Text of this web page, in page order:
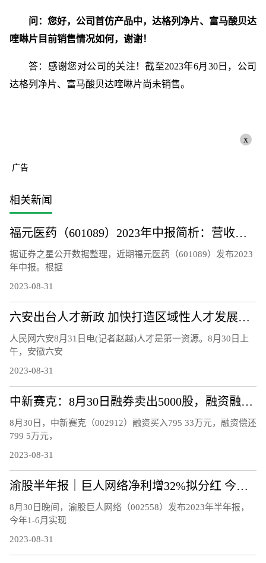
问：您好，公司首仿产品中，达格列净片、富马酸贝达
喹啉片目前销售情况如何，谢谢！
答：感谢您对公司的关注！截至2023年6月30日，公司
达格列净片、富马酸贝达喹啉片尚未销售。
x
广告
相关新闻
福元医药（601089）2023年中报简析：营收净利润双双增长
据证券之星公开数据整理，近期福元医药（601089）发布2023
年中报。根据
2023-08-31
六安出台人才新政 加快打造区域性人才发展和创新高地
人民网六安8月31日电(记者赵越)人才是第一资源。8月30日上
午，安徽六安
2023-08-31
中新赛克：8月30日融券卖出5000股，融资融券余额2.17亿元
8月30日，中新赛克（002912）融资买入795 33万元，融资偿还
799 5万元，
2023-08-31
渝股半年报｜巨人网络净利增32%拟分红 今年涨87%列渝股第一
8月30日晚间，渝股巨人网络（002558）发布2023年半年报，
今年1-6月实现
2023-08-31